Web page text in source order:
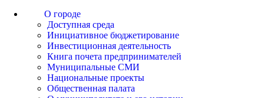
О городе
Доступная среда
Инициативное бюджетирование
Инвестиционная деятельность
Книга почета предпринимателей
Муниципальные СМИ
Национальные проекты
Общественная палата